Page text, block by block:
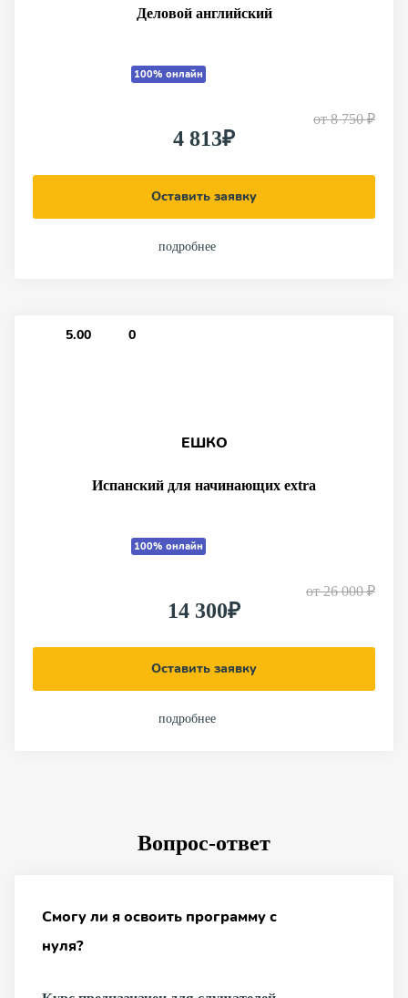
Деловой английский
100% онлайн
от8 750 ₽
4 813₽
Оставить заявку
подробнее
5.00 0
ЕШКО
Испанский для начинающих extra
100% онлайн
от26 000 ₽
14 300₽
Оставить заявку
подробнее
Вопрос-ответ
Смогу ли я освоить программу с
нуля?